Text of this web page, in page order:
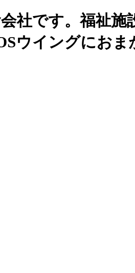
社です。福祉施
ウイングにおま